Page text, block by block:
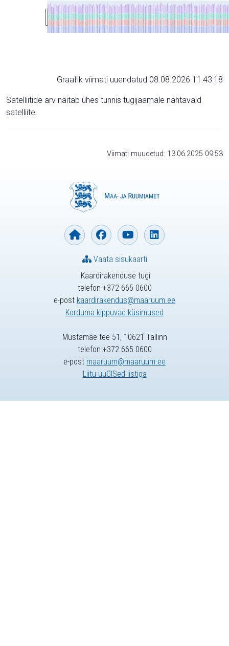
Graafik viimati uuendatud 08.08.2026 11:43:18
Satelliitide arv näitab ühes tunnis tugijaamale nähtavaid
satelliite.
Viimati muudetud: 13.06.2025 09:53
Kaardirakenduse tugi
telefon +372 665 0600
e-post kaardirakendus@maaruum.ee
Korduma kippuvad küsimused
Vaata sisukaarti
Mustamäe tee 51, 10621 Tallinn
telefon +372 665 0600
e-post maaruum@maaruum.ee
Liitu uuGISed listiga